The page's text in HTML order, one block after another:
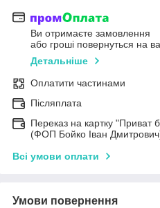
Ви отримаєте замовлення
або гроші повернуться на
Детальніше
Оплатити частинами
Післяплата
Переказ на картку "Приват
(ФОП Бойко Іван
Всі умови оплати
Умови повернення